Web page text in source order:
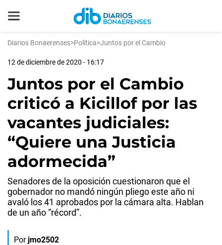
Diarios Bonaerenses>Política>Juntos por el Cambio
12 de diciembre de 2020 - 16:17
Juntos por el Cambio
criticó a Kicillof por las
vacantes judiciales:
“Quiere una Justicia
adormecida”
Senadores de la oposición cuestionaron que el
gobernador no mandó ningún pliego este año ni
avaló los 41 aprobados por la cámara alta. Hablan
de un año “récord”.
Por jmo2502